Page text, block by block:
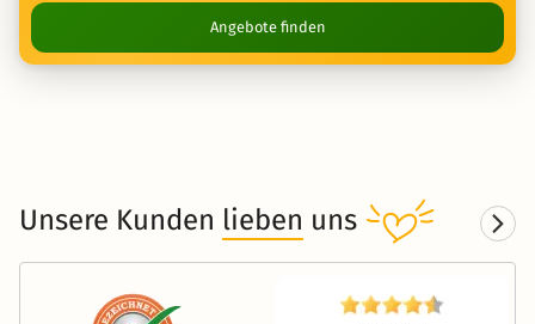
Angebote finden
Unsere Kunden lieben uns